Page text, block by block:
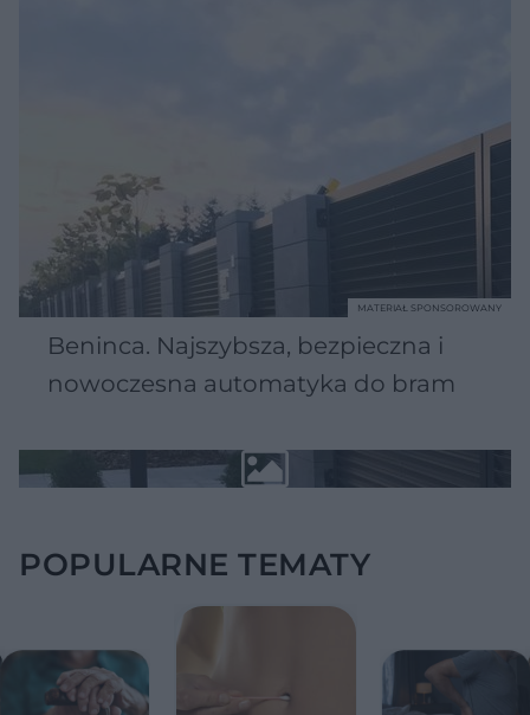
Beninca. Najszybsza, bezpieczna i
nowoczesna automatyka do bram
MATERIAŁ SPONSOROWANY
POPULARNE TEMATY